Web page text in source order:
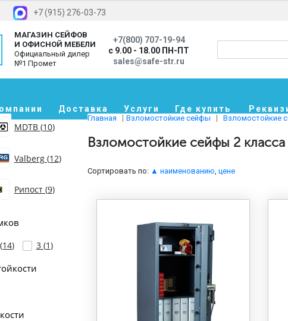
+7 (915) 276-03-73
МАГАЗИН СЕЙФОВ
И ОФИСНОЙ МЕБЕЛИ
Официальный дилер
№1 Промет
+7(800) 707-19-94
с 9.00 - 18.00 ПН-ПТ
sales@safe-str.ru
Доставка Услуги Где купить
MDTB (10)
Valberg (12)
Рипост (9)
14) 3 (1)
Главная Взломостойкие сейфы Взломостойкие
Взломостойкие сейфы 2 класса
Сортировать по: ▲ наименованию,цене